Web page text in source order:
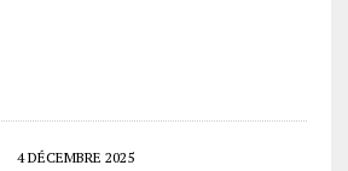
4 DÉCEMBRE 2025